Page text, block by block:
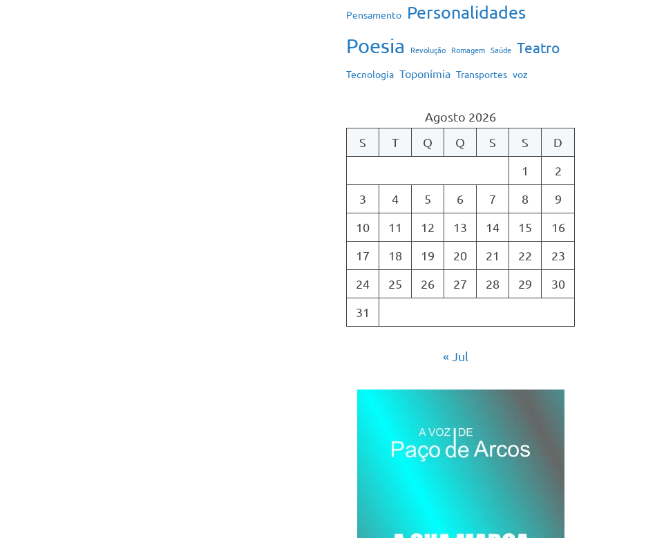
Pensamento Personalidades
Poesia Revolução Romagem Saúde Teatro
Tecnologia Toponímia Transportes voz
Agosto 2026
S
T Q Q S S
D
1
2
3
4 5 6 7 8
9
10
11 12 13 14 15
16
17
18 19 20 21 22
23
24
25 26 27 28 29
30
31
« Jul